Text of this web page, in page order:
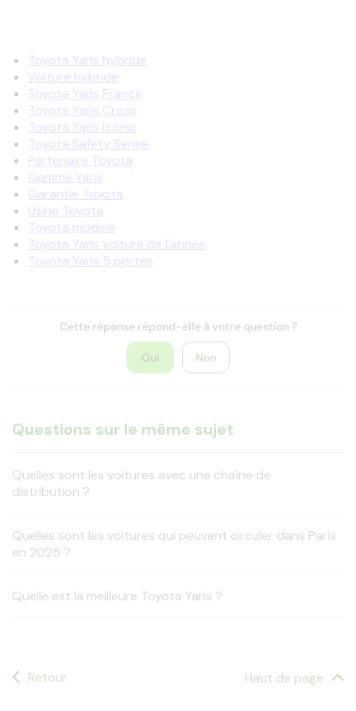
Toyota Yaris hybride
Voiture hybride
Toyota Yaris France
Toyota Yaris Cross
Toyota Yaris Iconic
Toyota Safety Sense
Partenaire Toyota
Gamme Yaris
Garantie Toyota
Usine Toyota
Toyota modele
Toyota Yaris voiture de l'année
Toyota Yaris 5 portes
Cette réponse répond-elle à votre question ?
Oui Non
Questions sur le même sujet
Quelles sont les voitures avec une chaîne de
distribution ?
Quelles sont les voitures qui peuvent circuler dans Paris
en 2025 ?
Quelle est la meilleure Toyota Yaris ?
Retour Haut de page